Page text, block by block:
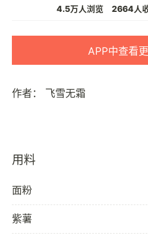
4.5万人浏览 2664人
APP中查看
作者： 飞雪无霜
用料
面粉
紫薯